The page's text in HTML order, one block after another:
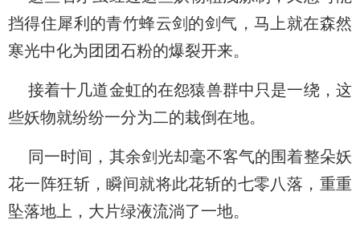
挡得住犀利的青竹蜂云剑的剑气，马上就在森然
寒光中化为团团石粉的爆裂开来。
接着十几道金虹的在怨猿兽群中只是一绕，这
些妖物就纷纷一分为二的栽倒在地。
同一时间，其余剑光却毫不客气的围着整朵妖
花一阵狂斩，瞬间就将此花斩的七零八落，重重
坠落地上，大片绿液流淌了一地。